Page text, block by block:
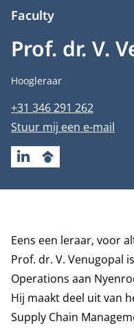
Prof. dr. V.
Faculty
Functietitel
Hoogleraar
Telefoonnummer
+31 346 291 262
E-mailadres
Stuur mij een e-mail
LINKEDINGOOGLESCHOLAR
Eens een leraar, voor
Prof. dr. V. Venugopal
Operations aan
Hij maakt deel uit van
Supply Chain